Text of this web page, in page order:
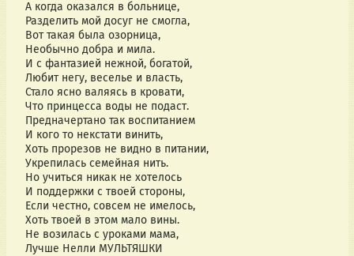
А когда оказался в больнице,
Разделить мой досуг не смогла,
Вот такая была озорница,
Необычно добра и мила.
И с фантазией нежной, богатой,
Любит негу, веселье и власть,
Стало ясно валяясь в кровати,
Что принцесса воды не подаст.
Предначертано так воспитанием
И кого то некстати винить,
Хоть прорезов не видно в питании,
Укрепилась семейная нить.
Но учиться никак не хотелось
И поддержки с твоей стороны,
Если честно, совсем не имелось,
Хоть твоей в этом мало вины.
Не возилась с уроками мама,
Лучше Нелли МУЛЬТЯШКИ